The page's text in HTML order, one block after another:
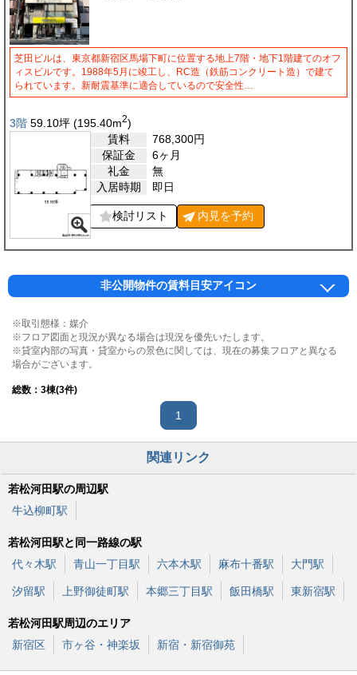
芝田ビルは、東京都新宿区馬場下町に位置する地上7階・地下1階建てのオフ
ィスビルです。1988年5月に竣工し、RC造（鉄筋コンクリート造）で建て
られています。新耐震基準に適合しているので安全性…
3階 59.10坪 (195.40m2)
賃料
768,300円
保証金
6ヶ月
礼金
無
入居時期
即日
検討リスト 内見を予約
非公開物件の賃料目安アイコン
※取引態様：媒介
※フロア図面と現況が異なる場合は現況を優先いたします。
※貸室内部の写真・貸室からの景色に関しては、現在の募集フロアと異なる
場合がございます。
総数： 3棟(3件)
1
関連リンク
若松河田駅の周辺駅
牛込柳町駅
若松河田駅と同一路線の駅
代々木駅
青山一丁目駅 六本木駅 麻布十番駅 大門駅
汐留駅 上野御徒町駅 本郷三丁目駅 飯田橋駅 東新宿駅
若松河田駅周辺のエリア
新宿区
市ヶ谷・神楽坂 新宿・新宿御苑